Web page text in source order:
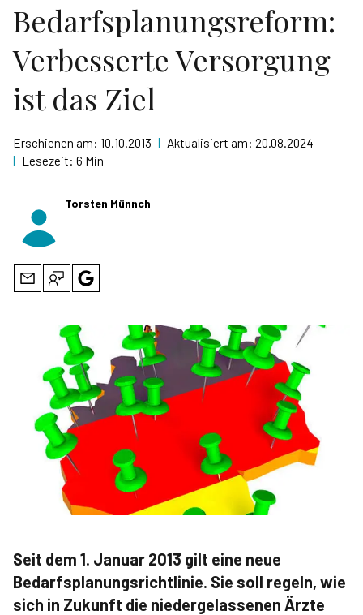
Bedarfsplanungsreform:
Verbesserte Versorgung
ist das Ziel
Erschienen am: 10.10.2013 | Aktualisiert am: 20.08.2024
| Lesezeit: 6 Min
Torsten Münnch
Seit dem 1. Januar 2013 gilt eine neue
Bedarfsplanungsrichtlinie. Sie soll regeln, wie
sich in Zukunft die niedergelassenen Ärzte